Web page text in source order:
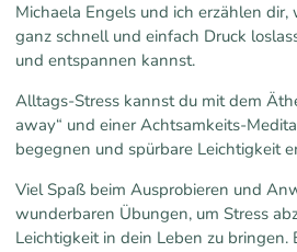
Michaela Engels und ich erzählen
ganz schnell und einfach Druck
und entspannen kannst.
Alltags-Stress kannst du mit dem
away“ und einer Achtsamkeits-
begegnen und spürbare Leichtigkeit
Viel Spaß beim Ausprobieren und
wunderbaren Übungen, um Stress
Leichtigkeit in dein Leben zu bringen.